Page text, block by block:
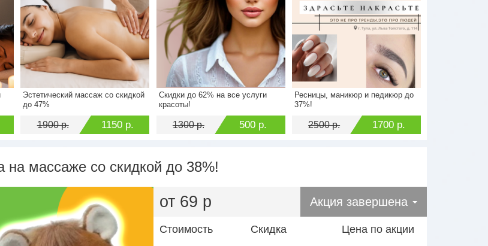
Стоимость
1900 р.
Экономия
Эстетический массаж со скидкой
до 47%
1900 р. 1150 р.
Стоимость
1300 р.
Экономия
Скидки до 62% на все услуги
красоты!
1300 р. 500 р.
Стоимость
2500 р.
Экономия
Ресницы, маникюр и педикюр до
37%!
2500 р. 1700 р.
на массаже со скидкой до 38%!
от 69 р Акция завершена
Стоимость Скидка Цена по акции